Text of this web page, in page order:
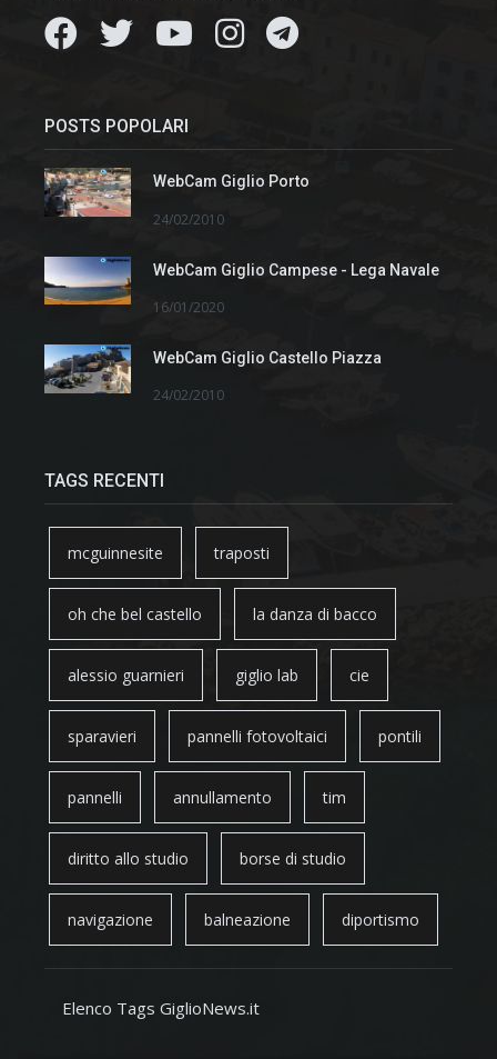
POSTS POPOLARI
WebCam Giglio Porto
24/02/2010
WebCam Giglio Campese - Lega Navale
16/01/2020
WebCam Giglio Castello Piazza
24/02/2010
TAGS RECENTI
mcguinnesite traposti
oh che bel castello la danza di bacco
alessio guarnieri giglio lab cie
sparavieri pannelli fotovoltaici pontili
pannelli annullamento tim
diritto allo studio borse di studio
navigazione balneazione diportismo
Elenco Tags GiglioNews.it